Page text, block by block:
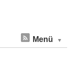
Menü